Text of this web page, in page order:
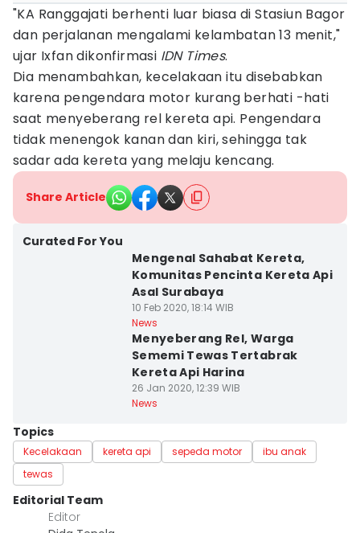
"KA Ranggajati berhenti luar biasa di Stasiun Bagor
dan perjalanan mengalami kelambatan 13 menit,"
ujar Ixfan dikonfirmasi IDN Times.
Dia menambahkan, kecelakaan itu disebabkan
karena pengendara motor kurang berhati -hati
saat menyeberang rel kereta api. Pengendara
tidak menengok kanan dan kiri, sehingga tak
sadar ada kereta yang melaju kencang.
Share Article
Curated For You
Mengenal Sahabat Kereta,
Komunitas Pencinta Kereta Api
Asal Surabaya
10 Feb 2020, 18:14 WIB
News
Menyeberang Rel, Warga
Sememi Tewas Tertabrak
Kereta Api Harina
26 Jan 2020, 12:39 WIB
News
Topics
Kecelakaan kereta api sepeda motor
ibu anak
tewas
Editorial Team
Editor